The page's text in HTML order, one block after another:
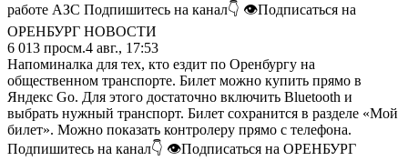
работе АЗС Подпишитесь на канал👇 👁Подписаться на
ОРЕНБУРГ НОВОСТИ
6 013 просм.4 авг., 17:53
Напоминалка для тех, кто ездит по Оренбургу на
общественном транспорте. Билет можно купить прямо в
Яндекс Go. Для этого достаточно включить Bluetooth и
выбрать нужный транспорт. Билет сохранится в разделе «Мой
билет». Можно показать контролеру прямо с телефона.
Подпишитесь на канал👇 👁Подписаться на ОРЕНБУРГ